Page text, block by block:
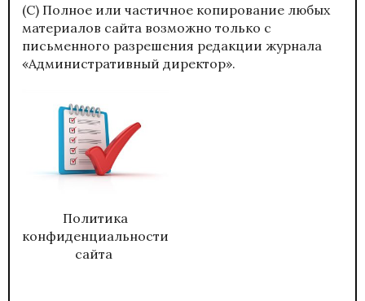
(С) Полное или частичное копирование любых
материалов сайта возможно только с
письменного разрешения редакции журнала
«Административный директор».
Политика
конфиденциальности
сайта